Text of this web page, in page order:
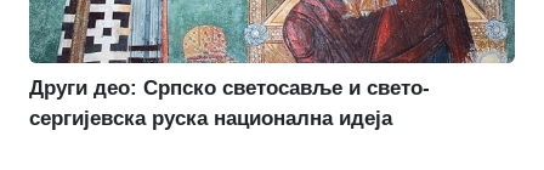
Други део: Српско светосавље и свето-
сергијевска руска национална идеја